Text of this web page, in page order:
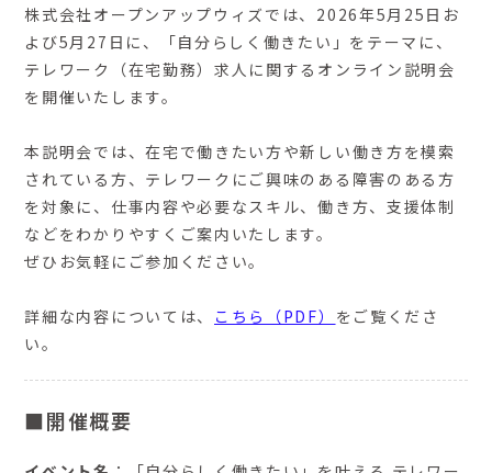
株式会社オープンアップウィズでは、2026年5月25日お
よび5月27日に、「自分らしく働きたい」をテーマに、
テレワーク（在宅勤務）求人に関するオンライン説明会
を開催いたします。
本説明会では、在宅で働きたい方や新しい働き方を模索
されている方、テレワークにご興味のある障害のある方
を対象に、仕事内容や必要なスキル、働き方、支援体制
などをわかりやすくご案内いたします。
ぜひお気軽にご参加ください。
詳細な内容については、 こちら（PDF） をご覧くださ
い。
■開催概要